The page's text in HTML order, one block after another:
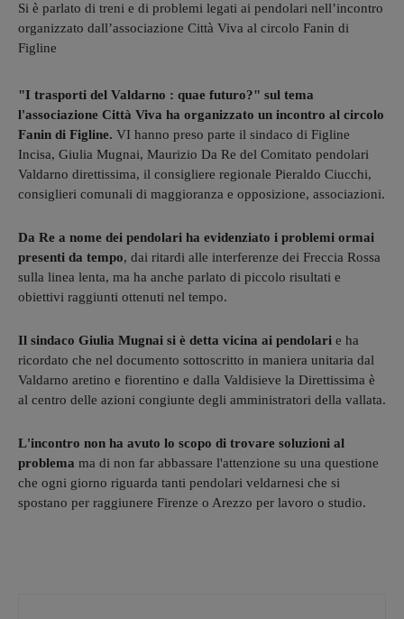
Si è parlato di treni e di problemi legati ai pendolari nell’incontro
organizzato dall’associazione Città Viva al circolo Fanin di
Figline
"I trasporti del Valdarno : quae futuro?" sul tema
l'associazione Città Viva ha organizzato un incontro al circolo
Fanin di Figline. VI hanno preso parte il sindaco di Figline
Incisa, Giulia Mugnai, Maurizio Da Re del Comitato pendolari
Valdarno direttissima, il consigliere regionale Pieraldo Ciucchi,
consiglieri comunali di maggioranza e opposizione, associazioni.
Da Re a nome dei pendolari ha evidenziato i problemi ormai
presenti da tempo, dai ritardi alle interferenze dei Freccia Rossa
sulla linea lenta, ma ha anche parlato di piccolo risultati e
obiettivi raggiunti ottenuti nel tempo.
Il sindaco Giulia Mugnai si è detta vicina ai pendolari e ha
ricordato che nel documento sottoscritto in maniera unitaria dal
Valdarno aretino e fiorentino e dalla Valdisieve la Direttissima è
al centro delle azioni congiunte degli amministratori della vallata.
L'incontro non ha avuto lo scopo di trovare soluzioni al
problema ma di non far abbassare l'attenzione su una questione
che ogni giorno riguarda tanti pendolari veldarnesi che si
spostano per raggiunere Firenze o Arezzo per lavoro o studio.